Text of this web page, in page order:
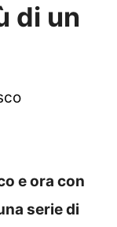
di un
e ora con
serie di